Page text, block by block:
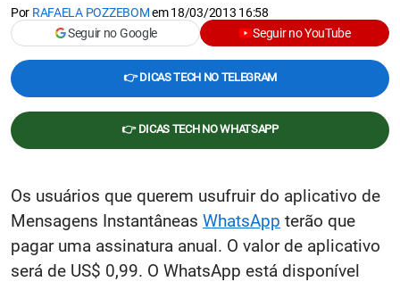
Por RAFAELA POZZEBOMem18/03/2013 16:58
Seguir no Google
Seguir no YouTube
👉 DICAS TECH NO TELEGRAM
👉 DICAS TECH NO WHATSAPP
Os usuários que querem usufruir do aplicativo de
Mensagens Instantâneas WhatsApp terão que
pagar uma assinatura anual. O valor de aplicativo
será de US$ 0,99. O WhatsApp está disponível